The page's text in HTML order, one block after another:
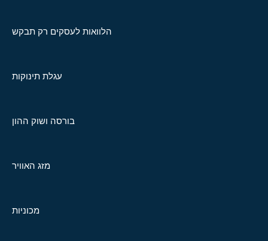
הלוואות לעסקים רק תבקש
עגלת תינוקות
בורסה ושוק ההון
מזג האוויר
מכוניות